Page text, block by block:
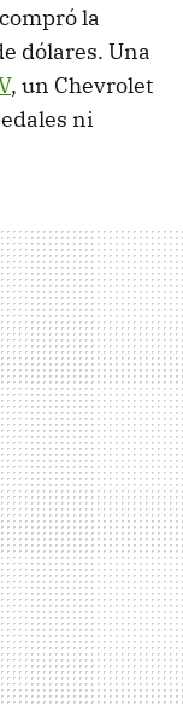
la
dólares. Una
, un Chevrolet
ni